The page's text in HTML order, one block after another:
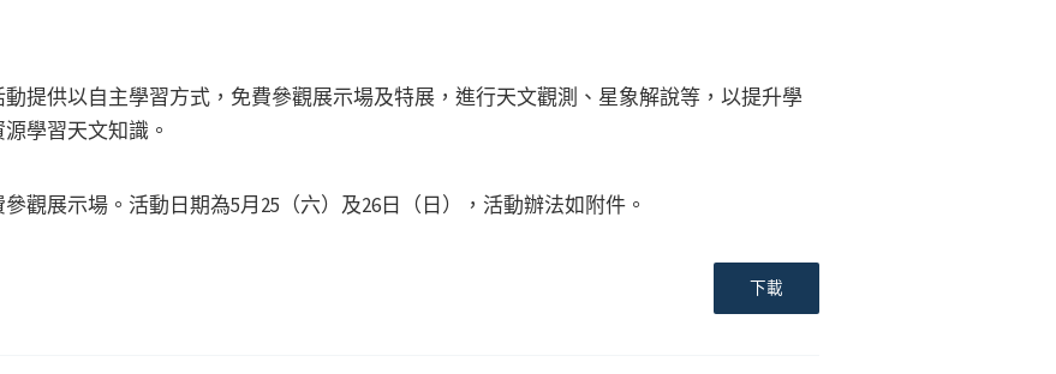
提供以自主學習方式，免費參觀展示場及特展，進行天文觀測、星象解說等，以提升學
學習天文知識。
觀展示場。活動日期為5月25（六）及26日（日），活動辦法如附件。
下載